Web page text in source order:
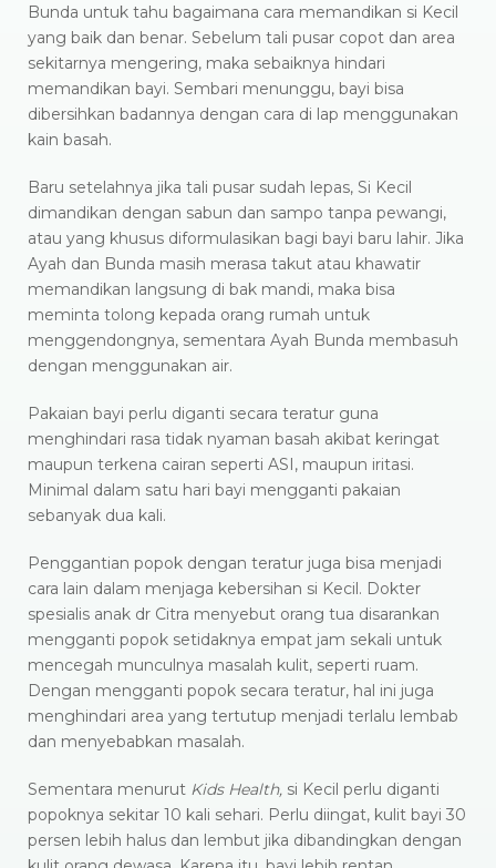
Bunda untuk tahu bagaimana cara memandikan si Kecil
yang baik dan benar. Sebelum tali pusar copot dan area
sekitarnya mengering, maka sebaiknya hindari
memandikan bayi. Sembari menunggu, bayi bisa
dibersihkan badannya dengan cara di lap menggunakan
kain basah.
Baru setelahnya jika tali pusar sudah lepas, Si Kecil
dimandikan dengan sabun dan sampo tanpa pewangi,
atau yang khusus diformulasikan bagi bayi baru lahir. Jika
Ayah dan Bunda masih merasa takut atau khawatir
memandikan langsung di bak mandi, maka bisa
meminta tolong kepada orang rumah untuk
menggendongnya, sementara Ayah Bunda membasuh
dengan menggunakan air.
Pakaian bayi perlu diganti secara teratur guna
menghindari rasa tidak nyaman basah akibat keringat
maupun terkena cairan seperti ASI, maupun iritasi.
Minimal dalam satu hari bayi mengganti pakaian
sebanyak dua kali.
Penggantian popok dengan teratur juga bisa menjadi
cara lain dalam menjaga kebersihan si Kecil. Dokter
spesialis anak dr Citra menyebut orang tua disarankan
mengganti popok setidaknya empat jam sekali untuk
mencegah munculnya masalah kulit, seperti ruam.
Dengan mengganti popok secara teratur, hal ini juga
menghindari area yang tertutup menjadi terlalu lembab
dan menyebabkan masalah.
Sementara menurut Kids Health, si Kecil perlu diganti
popoknya sekitar 10 kali sehari. Perlu diingat, kulit bayi 30
persen lebih halus dan lembut jika dibandingkan dengan